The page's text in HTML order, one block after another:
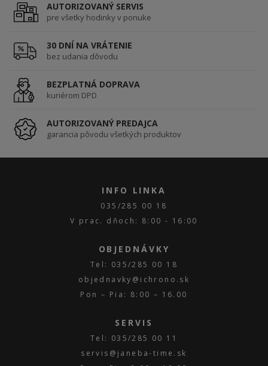
AUTORIZOVANÝ SERVIS
pre všetky hodinky v ponuke
30 DNÍ NA VRÁTENIE
bez udania dôvodu
BEZPLATNÁ DOPRAVA
kuriérom DPD
AUTORIZOVANÝ PREDAJCA
garancia pôvodu všetkých produktov
INFO LINKA
035/285 00 18
V prac. dňoch: 8:00 - 16:00
OBJEDNÁVKY
Tel: 035/285 00 18
objednavky@ichrono.sk
Pon – Pia: 8:00 – 16.00
SERVIS
Tel: 035/285 00 11
servis@janeba-time.sk